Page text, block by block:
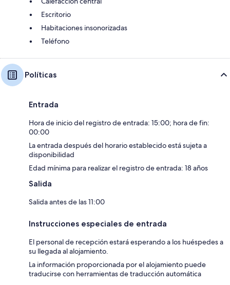
Escritorio
Habitaciones insonorizadas
Teléfono
Políticas
Entrada
Hora de inicio del registro de entrada: 15:00; hora de fin:
00:00
La entrada después del horario establecido está sujeta a
disponibilidad
Edad mínima para realizar el registro de entrada: 18 años
Salida
Salida antes de las 11:00
Instrucciones especiales de entrada
El personal de recepción estará esperando a los huéspedes a
su llegada al alojamiento.
La información proporcionada por el alojamiento puede
traducirse con herramientas de traducción automática